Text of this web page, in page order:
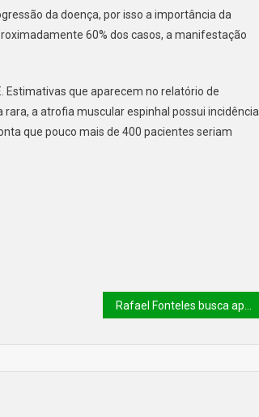
da doença, por isso a importância da
60% dos casos, a manifestação
Estimativas que aparecem no relatório de
a atrofia muscular espinhal possui incidência
que pouco mais de 400 pacientes seriam